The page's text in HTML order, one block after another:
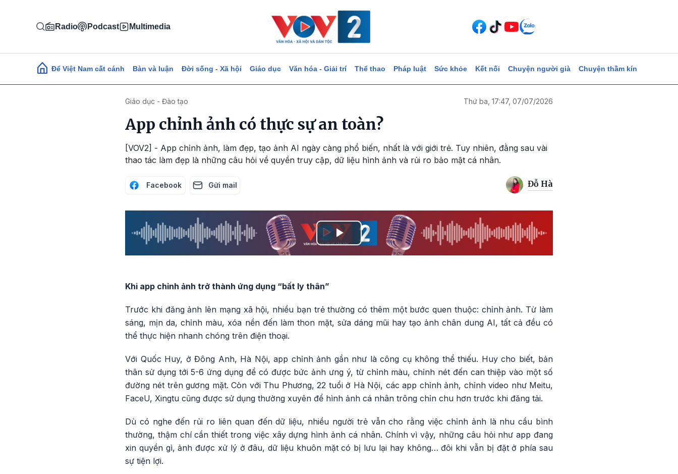
Radio Podcast Multimedia
Main navigation
Để Việt Nam cất cánh Bàn và luận Đời sống - Xã hội Giáo dục Văn hóa - Giải trí Thể thao Pháp luật Sức khỏe Kết nối Chuyện người già Chuyện thầm kín
Giáo dục - Đào tạo Thứ ba, 17:47, 07/07/2026
App chỉnh ảnh có thực sự an toàn?
[VOV2] - App chỉnh ảnh, làm đẹp, tạo ảnh AI ngày càng phổ biến, nhất là với giới trẻ. Tuy nhiên, đằng sau vài
thao tác làm đẹp là những câu hỏi về quyền truy cập, dữ liệu hình ảnh và rủi ro bảo mật cá nhân.
Facebook Gửi mail Đỗ Hà
Play
Khi app chỉnh ảnh trở thành ứng dụng “bất ly thân”
Trước khi đăng ảnh lên mạng xã hội, nhiều bạn trẻ thường có thêm một bước quen thuộc: chỉnh ảnh. Từ làm
sáng, mịn da, chỉnh màu, xóa nền đến làm thon mặt, sửa dáng mũi hay tạo ảnh chân dung AI, tất cả đều có
thể thực hiện nhanh chóng trên điện thoại.
Với Quốc Huy, ở Đông Anh, Hà Nội, app chỉnh ảnh gần như là công cụ không thể thiếu. Huy cho biết, bản
thân sử dụng tới 5-6 ứng dụng để có được bức ảnh ưng ý, từ chỉnh màu, chỉnh nét đến can thiệp vào một số
đường nét trên gương mặt. Còn với Thu Phương, 22 tuổi ở Hà Nội, các app chỉnh ảnh, chỉnh video như Meitu,
FaceU, Xingtu cũng được sử dụng thường xuyên để hình ảnh cá nhân trông chỉn chu hơn trước khi đăng tải.
Dù có nghe đến rủi ro liên quan đến dữ liệu, nhiều người trẻ vẫn cho rằng việc chỉnh ảnh là nhu cầu bình
thường, thậm chí cần thiết trong việc xây dựng hình ảnh cá nhân. Chính vì vậy, những câu hỏi như app đang
xin quyền gì, ảnh được xử lý ở đâu, dữ liệu khuôn mặt có bị lưu lại hay không… đôi khi vẫn bị đặt ở phía sau
sự tiện lợi.